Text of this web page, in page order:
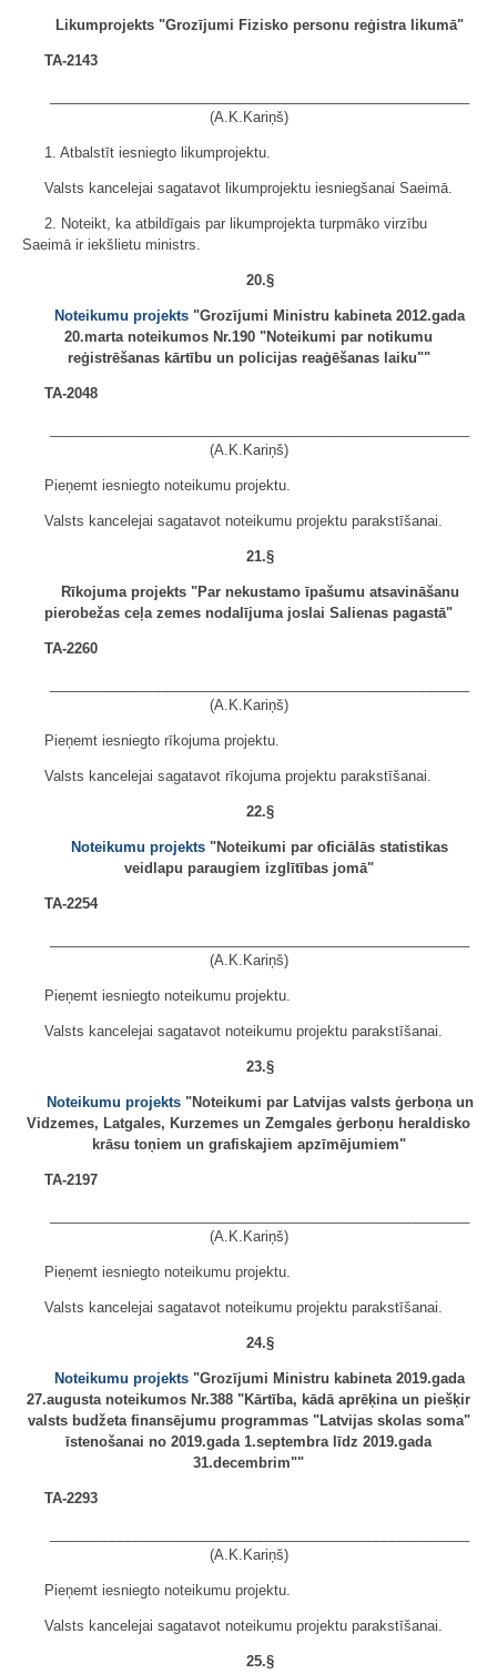
Likumprojekts "Grozījumi Fizisko personu reģistra likumā"
TA-2143
(A.K.Kariņš)
1. Atbalstīt iesniegto likumprojektu.
Valsts kancelejai sagatavot likumprojektu iesniegšanai Saeimā.
2. Noteikt, ka atbildīgais par likumprojekta turpmāko virzību
Saeimā ir iekšlietu ministrs.
20.§
Noteikumu projekts "Grozījumi Ministru kabineta 2012.gada
20.marta noteikumos Nr.190 "Noteikumi par notikumu
reģistrēšanas kārtību un policijas reaģēšanas laiku""
TA-2048
(A.K.Kariņš)
Pieņemt iesniegto noteikumu projektu.
Valsts kancelejai sagatavot noteikumu projektu parakstīšanai.
21.§
Rīkojuma projekts "Par nekustamo īpašumu atsavināšanu
pierobežas ceļa zemes nodalījuma joslai Salienas pagastā"
TA-2260
(A.K.Kariņš)
Pieņemt iesniegto rīkojuma projektu.
Valsts kancelejai sagatavot rīkojuma projektu parakstīšanai.
22.§
Noteikumu projekts "Noteikumi par oficiālās statistikas
veidlapu paraugiem izglītības jomā"
TA-2254
(A.K.Kariņš)
Pieņemt iesniegto noteikumu projektu.
Valsts kancelejai sagatavot noteikumu projektu parakstīšanai.
23.§
Noteikumu projekts"Noteikumi par Latvijas valsts ģerboņa un
Vidzemes, Latgales, Kurzemes un Zemgales ģerboņu heraldisko
krāsu toņiem un grafiskajiem apzīmējumiem"
TA-2197
(A.K.Kariņš)
Pieņemt iesniegto noteikumu projektu.
Valsts kancelejai sagatavot noteikumu projektu parakstīšanai.
24.§
Noteikumu projekts "Grozījumi Ministru kabineta 2019.gada
27.augusta noteikumos Nr.388 "Kārtība, kādā aprēķina un piešķir
valsts budžeta finansējumu programmas "Latvijas skolas soma"
īstenošanai no 2019.gada 1.septembra līdz 2019.gada
31.decembrim""
TA-2293
(A.K.Kariņš)
Pieņemt iesniegto noteikumu projektu.
Valsts kancelejai sagatavot noteikumu projektu parakstīšanai.
25.§